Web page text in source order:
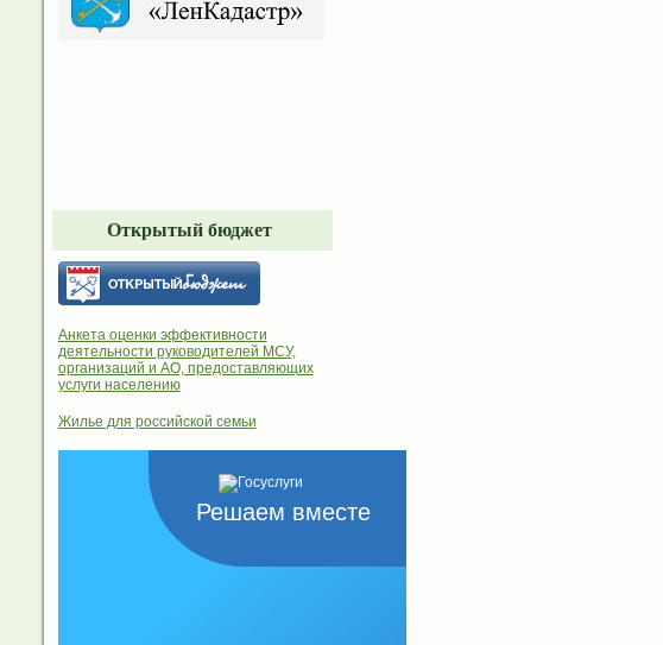
Открытый бюджет
Анкета оценки эффективности
деятельности руководителей МСУ,
организаций и АО, предоставляющих
услуги населению
Жилье для российской семьи
Решаем вместе